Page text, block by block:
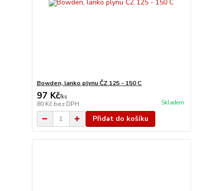
Bowden, lanko plynu ČZ 125 - 150 C
97 Kč/ks
80 Kč bez DPH Skladem
Přidat do košíku